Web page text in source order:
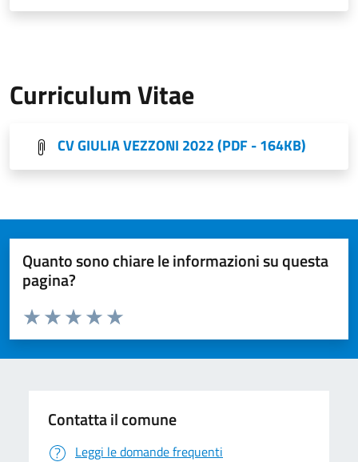
Curriculum Vitae
CV GIULIA VEZZONI 2022(PDF - 164KB)
Quanto sono chiare le informazioni su questa
pagina?
Valuta da 1 a 5 stelle la pagina
Valuta 5 stelle su 5
Valuta 4 stelle su 5
Valuta 3 stelle su 5
Valuta 2 stelle su 5
Valuta 1 stelle su 5
Contatta il comune
Leggi le domande frequenti